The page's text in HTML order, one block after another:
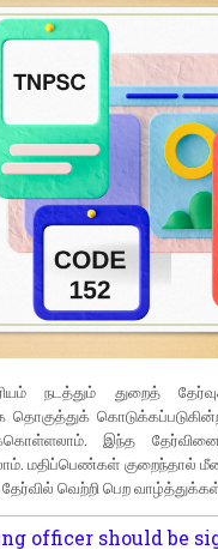
நடத்தும் துறைத்
தொகுத்துக்
இந்த
மதிப்பெண்கள் குறைந்தால்
வெற்றி பெற
officer should be